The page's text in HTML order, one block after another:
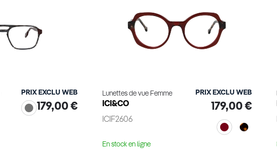
PRIX EXCLU WEB
179,00 €
Lunettes de vue Femme
ICI&CO
ICIF2606
PRIX EXCLU WEB
179,00 €
En stock en ligne